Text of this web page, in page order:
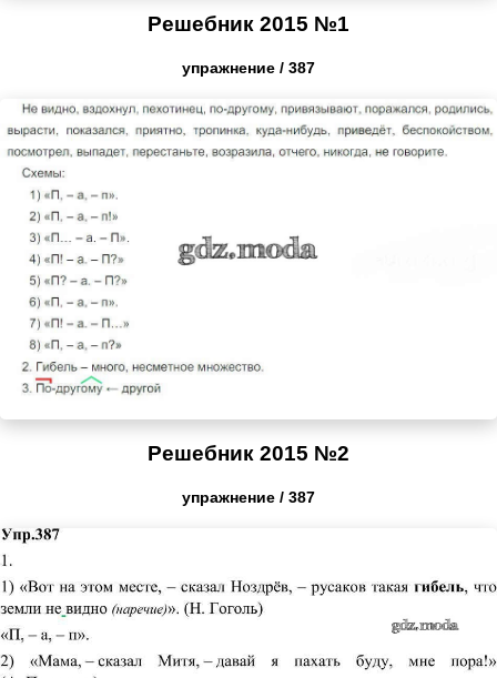
Решебник 2015 №1
упражнение / 387
Решебник 2015 №2
упражнение / 387